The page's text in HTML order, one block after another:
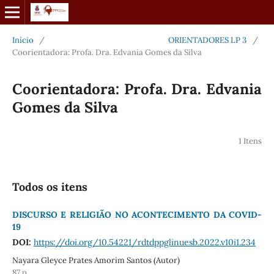
Início / ORIENTADORES LP 3
/
Coorientadora: Profa. Dra. Edvania Gomes da Silva
Coorientadora: Profa. Dra. Edvania
Gomes da Silva
1 Itens
Todos os itens
DISCURSO E RELIGIÃO NO ACONTECIMENTO DA COVID-
19
DOI: https://doi.org/10.54221/rdtdppglinuesb.2022.v10i1.234
Nayara Gleyce Prates Amorim Santos (Autor)